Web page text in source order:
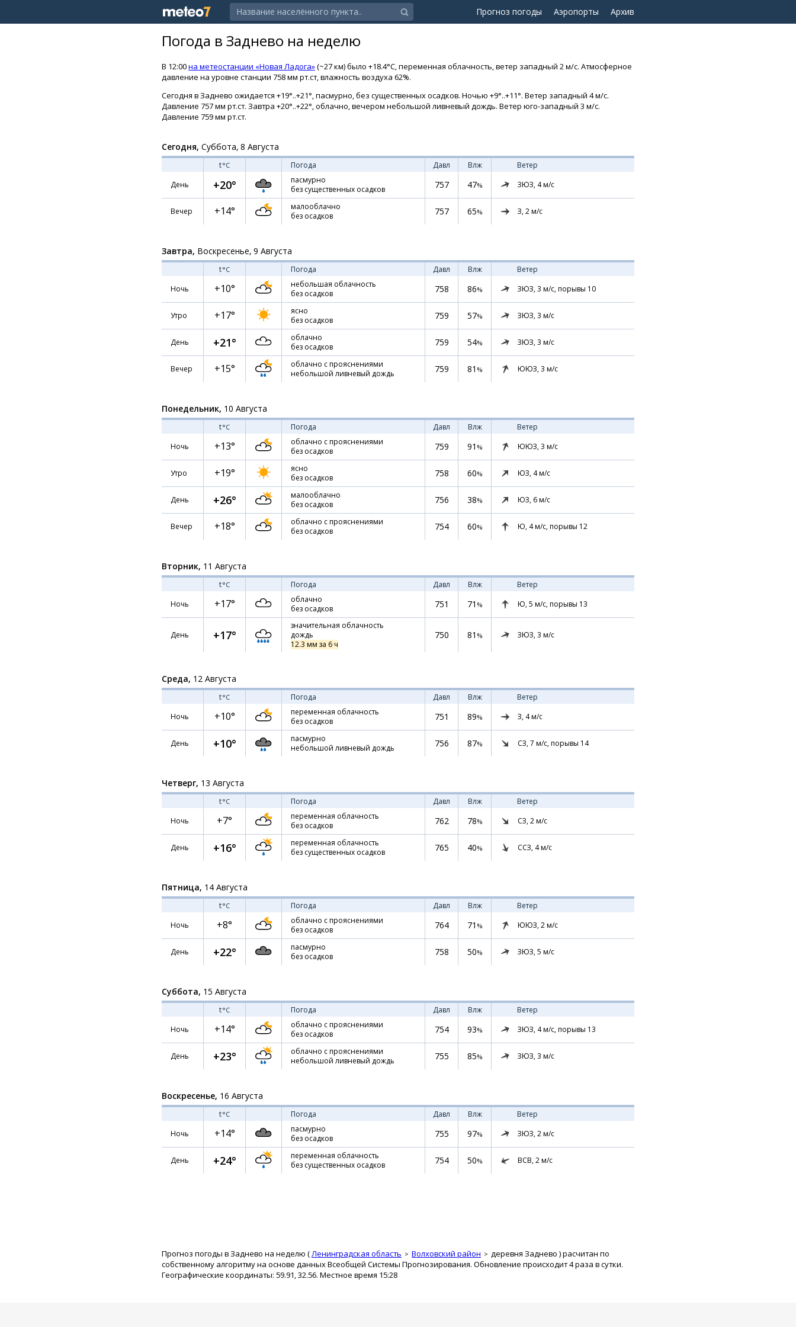
Прогноз погоды Аэропорты Архив
Погода в Заднево на неделю
В 12:00на метеостанции «Новая Ладога»(~27 км) было +18.4°C, переменная облачность, ветер западный 2 м/с. Атмосферное
давление на уровне станции 758 мм рт.ст, влажность воздуха 62%.
Сегодня в Заднево ожидается +19°..+21°, пасмурно, без существенных осадков. Ночью +9°..+11°. Ветер западный 4 м/с.
Давление 757 мм рт.ст. Завтра +20°..+22°, облачно, вечером небольшой ливневый дождь. Ветер юго-западный 3 м/с.
Давление 759 мм рт.ст.
Сегодня, Суббота, 8 Августа
t°C Погода Давл Влж
Ветер
День
+20°
пасмурно
без существенных осадков
757 47% ЗЮЗ, 4м/с
Вечер +14°
малооблачно
без осадков
757 65% З, 2м/с
Завтра, Воскресенье, 9 Августа
t°C Погода Давл Влж
Ветер
Ночь
+10°
небольшая облачность
без осадков
758 86% ЗЮЗ, 3 м/с, порывы 10
Утро +17°
ясно
без осадков
759 57% ЗЮЗ, 3 м/с
День +21°
облачно
без осадков
759 54% ЗЮЗ, 3 м/с
Вечер +15°
облачно с прояснениями
небольшой ливневый дождь
759 81 % ЮЮЗ, 3 м/с
Понедельник, 10 Августа
t°C Погода Давл Влж
Ветер
Ночь
+13°
облачно с прояснениями
без осадков
759 91 % ЮЮЗ, 3 м/с
Утро +19°
ясно
без осадков
758 60% ЮЗ, 4м/с
День +26°
малооблачно
без осадков
756 38% ЮЗ, 6м/с
Вечер +18°
облачно с прояснениями
без осадков
754 60% Ю, 4м/с, порывы 12
Вторник, 11 Августа
t°C Погода Давл Влж
Ветер
Ночь
+17°
облачно
без осадков
751 71 % Ю, 5 м/с, порывы 13
День +17°
значительная облачность
дождь
12.3 мм за 6 ч
750 81 % ЗЮЗ, 3 м/с
Среда, 12 Августа
t°C Погода Давл Влж
Ветер
Ночь
+10°
переменная облачность
без осадков
751 89% З, 4м/с
День +10°
пасмурно
небольшой ливневый дождь
756 87% СЗ, 7 м/с, порывы 14
Четверг, 13 Августа
t°C Погода Давл Влж
Ветер
Ночь
+7°
переменная облачность
без осадков
762 78% СЗ, 2м/с
День +16°
переменная облачность
без существенных осадков
765 40% ССЗ, 4м/с
Пятница, 14 Августа
t°C Погода Давл Влж
Ветер
Ночь
+8°
облачно с прояснениями
без осадков
764 71 % ЮЮЗ, 2м/с
День +22°
пасмурно
без осадков
758 50% ЗЮЗ, 5 м/с
Суббота, 15 Августа
t°C Погода Давл Влж
Ветер
Ночь
+14°
облачно с прояснениями
без осадков
754 93% ЗЮЗ, 4м/с, порывы 13
День +23°
облачно с прояснениями
небольшой ливневый дождь
755 85% ЗЮЗ, 3 м/с
Воскресенье, 16 Августа
t°C Погода Давл Влж
Ветер
Ночь
+14°
пасмурно
без осадков
755 97% ЗЮЗ, 2м/с
День +24°
переменная облачность
без существенных осадков
754 50% ВСВ, 2м/с
Прогноз погоды в Заднево на неделю (Ленинградская область Волховский район деревня Заднево ) расчитан по
собственному алгоритму на основе данных Всеобщей Системы Прогнозирования. Обновление происходит 4 раза в сутки.
Географические координаты: 59.91, 32.56. Местное время 15:28